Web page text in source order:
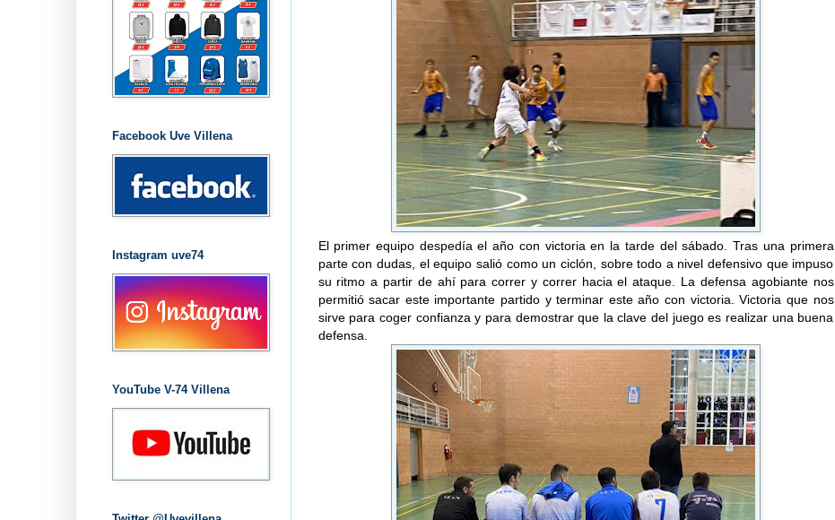
El primer equipo despedía el año con victoria en la tarde del sábado. Tras una primera
parte con dudas, el equipo salió como un ciclón, sobre todo a nivel defensivo que impuso
su ritmo a partir de ahí para correr y correr hacia el ataque. La defensa agobiante nos
permitió sacar este importante partido y terminar este año con victoria. Victoria que nos
sirve para coger confianza y para demostrar que la clave del juego es realizar una buena
defensa.
Facebook Uve Villena
Instagram uve74
YouTube V-74 Villena